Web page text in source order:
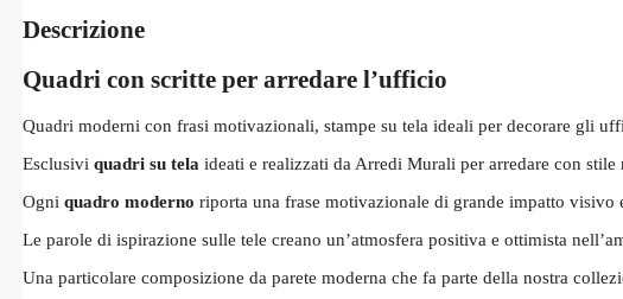
Descrizione
Quadri con scritte per arredare l’ufficio
Quadri moderni con frasi motivazionali, stampe su tela ideali per decorare gli
Esclusivi quadri su tela ideati e realizzati da Arredi Murali per arredare con
Ogni quadro moderno riporta una frase motivazionale di grande impatto visivo
Le parole di ispirazione sulle tele creano un’atmosfera positiva e ottimista
Una particolare composizione da parete moderna che fa parte della nostra